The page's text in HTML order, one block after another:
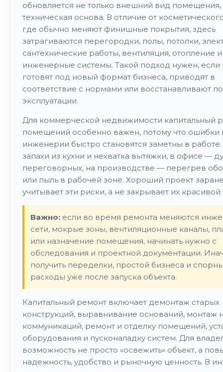
обновляется не только внешний вид помещения,
техническая основа. В отличие от
где обычно меняют финишные покрытия, здесь
затрагиваются перегородки, полы, потолки,
сантехнические работы, вентиляция, отопление
инженерные системы. Такой подход нужен,
готовят под новый формат бизнеса, приводят в
соответствие с нормами или восстанавливают
эксплуатации.
Для коммерческой недвижимости капитальный
помещений особенно важен, потому что ошибки
инженерии быстро становятся заметны в
запахи из кухни и нехватка вытяжки, в офисе —
переговорных, на производстве — перегрев
или пыль в рабочей зоне. Хороший проект
учитывает эти риски, а не закрывает их красивой
Важно: если во время ремонта меняются
сети, мокрые зоны, вентиляционные каналы,
или назначение помещения, начинать нужно с
обследования и проектной документации.
получить переделки, простой бизнеса и
расходы уже после запуска объекта.
Капитальный ремонт включает демонтаж старых
конструкций, выравнивание оснований, монтаж
коммуникаций, ремонт и отделку помещений,
оборудования и пусконаладку систем. Для
возможность не просто «освежить» объект, а
надежность, удобство и рыночную ценность. В